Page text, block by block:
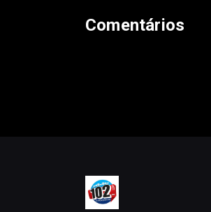
Comentários